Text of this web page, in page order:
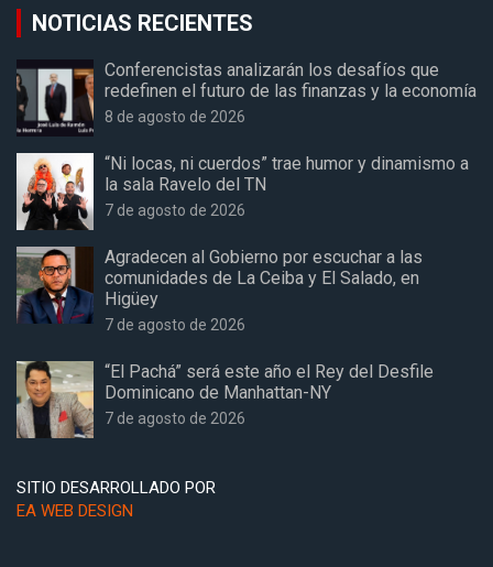
NOTICIAS RECIENTES
Conferencistas analizarán los desafíos que
redefinen el futuro de las finanzas y la economía
8 de agosto de 2026
“Ni locas, ni cuerdos” trae humor y dinamismo a
la sala Ravelo del TN
7 de agosto de 2026
Agradecen al Gobierno por escuchar a las
comunidades de La Ceiba y El Salado, en
Higüey
7 de agosto de 2026
“El Pachá” será este año el Rey del Desfile
Dominicano de Manhattan-NY
7 de agosto de 2026
SITIO DESARROLLADO POR
EA WEB DESIGN